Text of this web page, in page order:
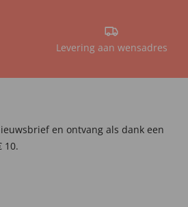
Levering aan wensadres
en ontvang als dank een
10.